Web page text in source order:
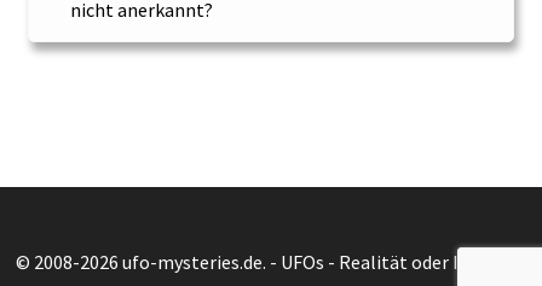
nicht anerkannt?
© 2008-2026 ufo-mysteries.de. - UFOs - Realität oder Illusion?